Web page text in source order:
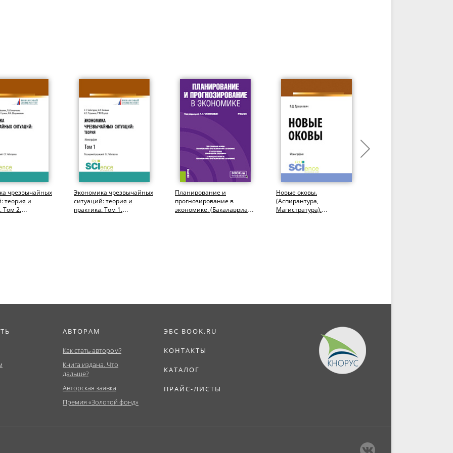
чрезвычайных
теория и
Том 2.
Экономика чрезвычайных
ситуаций: теория и
практика. Том 1.
Планирование и
прогнозирование в
экономике. (Бакалавриат,
Новые оковы.
(Аспирантура,
Магистратура).
АВТОРАМ
Как стать автором?
Книга издана. Что
дальше?
Авторская заявка
Премия «Золотой фонд»
ЭБС BOOK.RU
КОНТАКТЫ
КАТАЛОГ
ПРАЙС-ЛИСТЫ